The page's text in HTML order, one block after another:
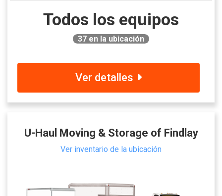
Todos los equipos
37 en la ubicación
Ver detalles
U-Haul Moving & Storage of Findlay
Ver inventario de la ubicación